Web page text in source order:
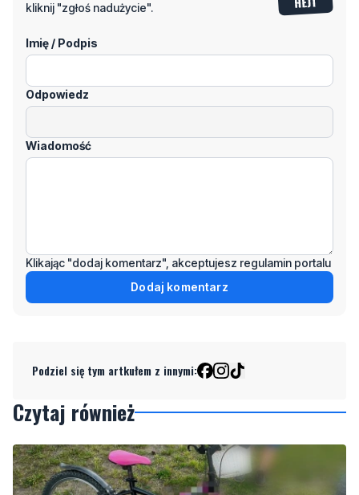
kliknij "zgłoś nadużycie".
Imię / Podpis
Odpowiedz
Wiadomość
Klikając "dodaj komentarz", akceptujesz regulamin portalu
Dodaj komentarz
Podziel się tym artkułem z innymi:
Czytaj również